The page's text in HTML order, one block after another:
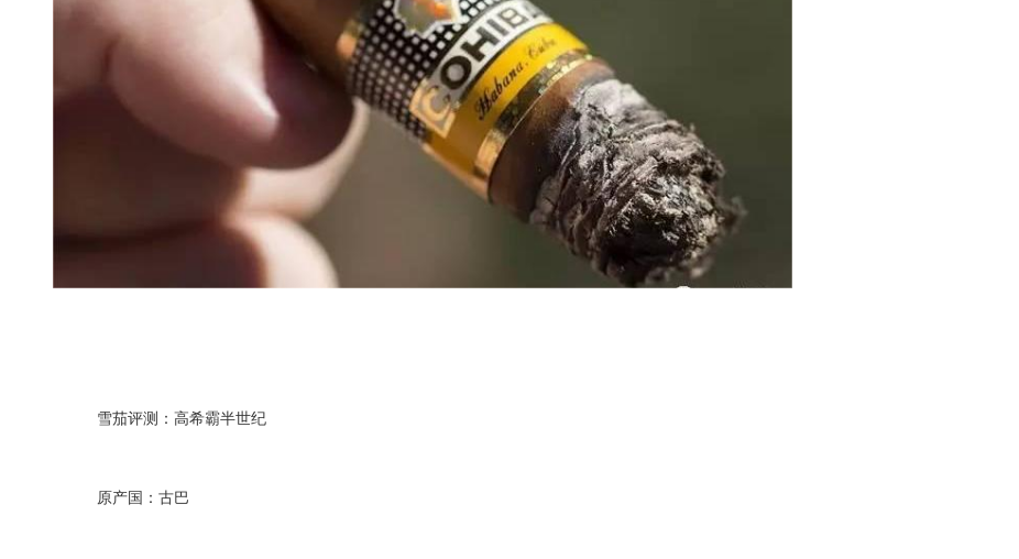
雪茄评测：高希霸半世纪
原产国：古巴